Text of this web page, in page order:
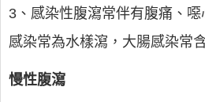
3、感染性腹瀉常伴有腹痛、
感染常為水樣瀉，大腸感染常
慢性腹瀉